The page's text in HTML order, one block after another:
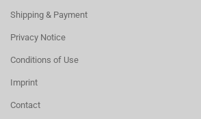
Shipping & Payment
Privacy Notice
Conditions of Use
Imprint
Contact